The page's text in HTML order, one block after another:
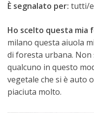
È segnalato per: tutti/
Ho scelto questa mia
milano questa aiuola
di foresta urbana. Non
qualcuno in questo
vegetale che si è auto
piaciuta molto.